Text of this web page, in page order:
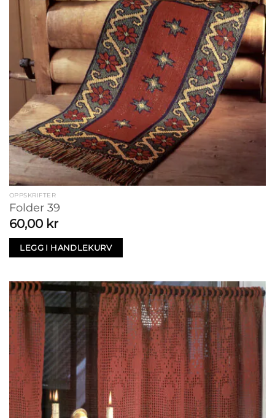
OPPSKRIFTER
Folder 39
60,00 kr
LEGG I HANDLEKURV